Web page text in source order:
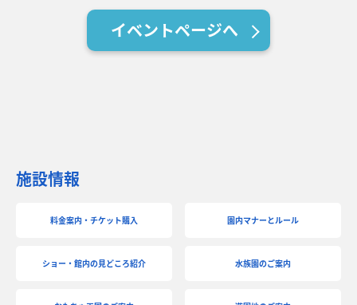
イベントページへ
施設情報
料金案内・チケット購入 園内マナーとルール
ショー・館内の見どころ紹介 水族園のご案内